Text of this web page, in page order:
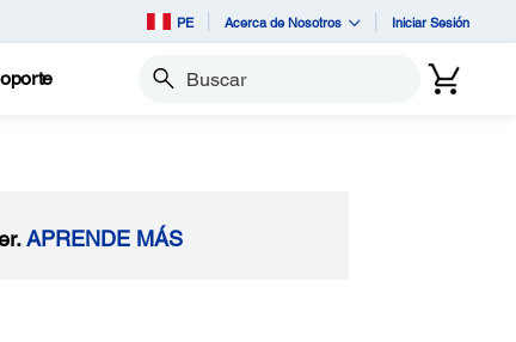
PE Acerca de Nosotros Iniciar Sesión
Buscar
APRENDE MÁS